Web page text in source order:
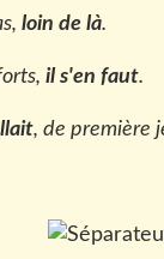
loin de là.
il s'en faut.
, de première